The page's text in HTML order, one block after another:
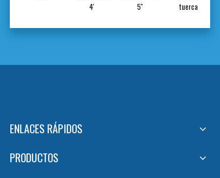
4'
5''
tuerca
ENLACES RÁPIDOS
PRODUCTOS